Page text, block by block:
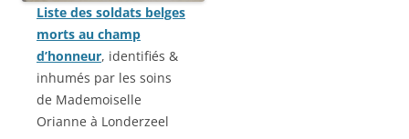
Liste des soldats belges
morts au champ
d’honneur, identifiés &
inhumés par les soins
de Mademoiselle
Orianne à Londerzeel